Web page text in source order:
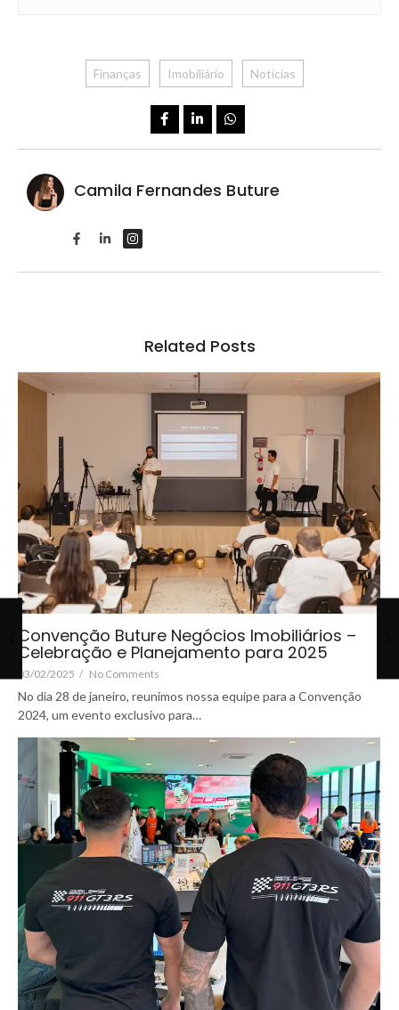
Finanças Imobiliário Notícias
Camila Fernandes Buture
Related Posts
Convenção Buture Negócios Imobiliários –
Celebração e Planejamento para 2025
03/02/2025 / No Comments
No dia 28 de janeiro, reunimos nossa equipe para a Convenção
2024, um evento exclusivo para…